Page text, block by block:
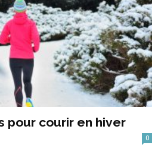
pour courir en hiver
0